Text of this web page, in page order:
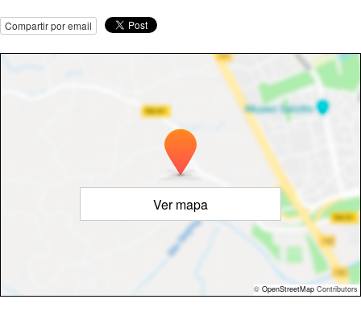
Compartir por email
Ver mapa
© OpenStreetMap Contributors